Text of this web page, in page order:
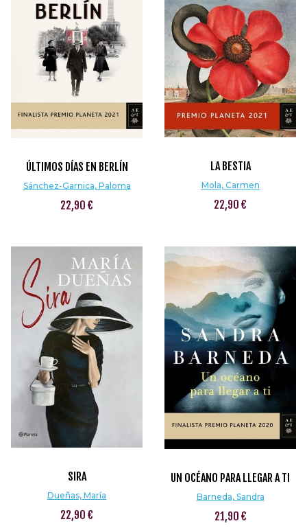
ÚLTIMOS DÍAS EN BERLÍN
Sánchez-Garnica, Paloma
22,90 €
LA BESTIA
Mola, Carmen
22,90 €
SIRA
Dueñas, María
22,90 €
UN OCÉANO PARA LLEGAR A TI
Barneda, Sandra
21,90 €